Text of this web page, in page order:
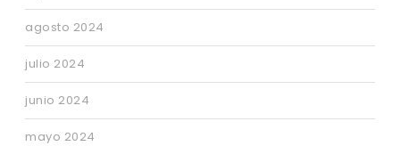
agosto 2024
julio 2024
junio 2024
mayo 2024